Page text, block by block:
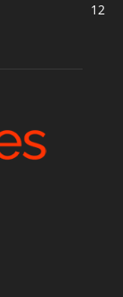
12